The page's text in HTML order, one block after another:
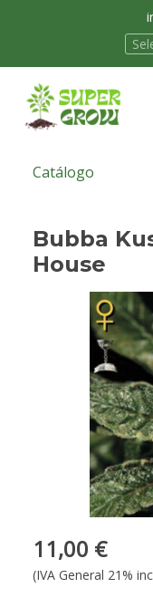
Catálogo
Bubba
House
11,00 €
(IVA General 21%